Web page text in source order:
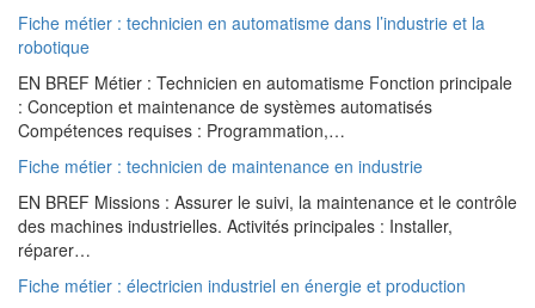
Fiche métier : technicien en automatisme dans l’industrie et la
robotique
EN BREF Métier : Technicien en automatisme Fonction principale
: Conception et maintenance de systèmes automatisés
Compétences requises : Programmation,…
Fiche métier : technicien de maintenance en industrie
EN BREF Missions : Assurer le suivi, la maintenance et le contrôle
des machines industrielles. Activités principales : Installer,
réparer…
Fiche métier : électricien industriel en énergie et production